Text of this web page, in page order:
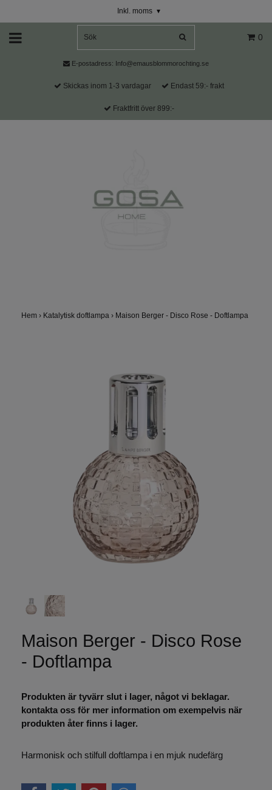
Inkl. moms ▾
0
E-postadress: Info@emausblommorochting.se
Skickas inom 1-3 vardagar Endast 59:- frakt
Fraktfritt över 899:-
Hem › Katalytisk doftlampa › Maison Berger - Disco Rose - Doftlampa
Maison Berger - Disco Rose
- Doftlampa
Produkten är tyvärr slut i lager, något vi beklagar.
kontakta oss för mer information om exempelvis när
produkten åter finns i lager.
Harmonisk och stilfull doftlampa i en mjuk nudefärg